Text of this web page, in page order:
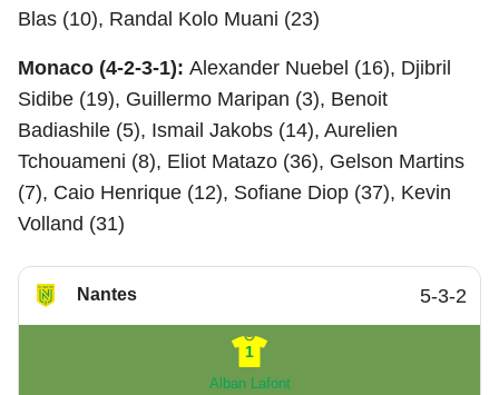
Blas (10), Randal Kolo Muani (23)
Monaco (4-2-3-1): Alexander Nuebel (16), Djibril
Sidibe (19), Guillermo Maripan (3), Benoit
Badiashile (5), Ismail Jakobs (14), Aurelien
Tchouameni (8), Eliot Matazo (36), Gelson Martins
(7), Caio Henrique (12), Sofiane Diop (37), Kevin
Volland (31)
Nantes 5-3-2
1
Alban Lafont